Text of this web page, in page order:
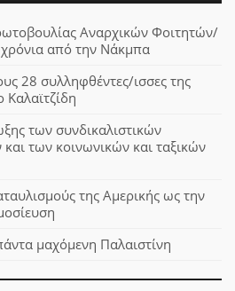
Αναρχικών Φοιτητών/
από την Νάκμπα
28 συλληφθέντες/ισσες της
Καλαϊτζίδη
των συνδικαλιστικών
των κοινωνικών και ταξικών
της Αμερικής ως την
μαχόμενη Παλαιστίνη